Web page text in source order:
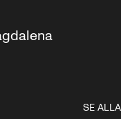
SE ALLA